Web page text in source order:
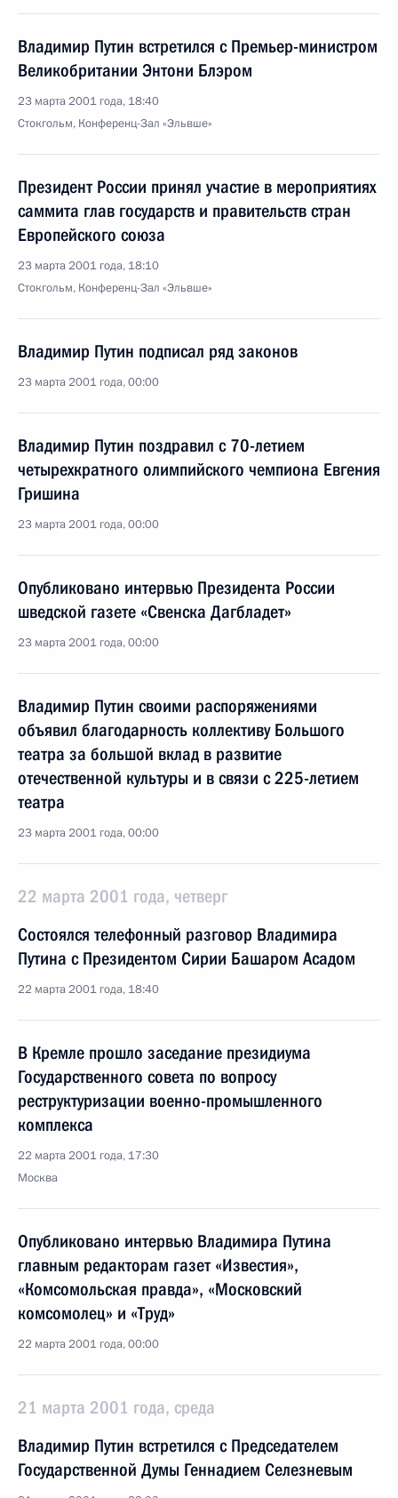
Владимир Путин встретился с Премьер-министром
Великобритании Энтони Блэром
23 марта 2001 года, 18:40
Стокгольм, Конференц-Зал «Эльвше»
Президент России принял участие в мероприятиях
саммита глав государств и правительств стран
Европейского союза
23 марта 2001 года, 18:10
Стокгольм, Конференц-Зал «Эльвше»
Владимир Путин подписал ряд законов
23 марта 2001 года, 00:00
Владимир Путин поздравил с 70-летием
четырехкратного олимпийского чемпиона Евгения
Гришина
23 марта 2001 года, 00:00
Опубликовано интервью Президента России
шведской газете «Свенска Дагбладет»
23 марта 2001 года, 00:00
Владимир Путин своими распоряжениями
объявил благодарность коллективу Большого
театра за большой вклад в развитие
отечественной культуры и в связи с 225-летием
театра
23 марта 2001 года, 00:00
22 марта 2001 года, четверг
Состоялся телефонный разговор Владимира
Путина с Президентом Сирии Башаром Асадом
22 марта 2001 года, 18:40
В Кремле прошло заседание президиума
Государственного совета по вопросу
реструктуризации военно-промышленного
комплекса
22 марта 2001 года, 17:30
Москва
Опубликовано интервью Владимира Путина
главным редакторам газет «Известия»,
«Комсомольская правда», «Московский
комсомолец» и «Труд»
22 марта 2001 года, 00:00
21 марта 2001 года, среда
Владимир Путин встретился с Председателем
Государственной Думы Геннадием Селезневым